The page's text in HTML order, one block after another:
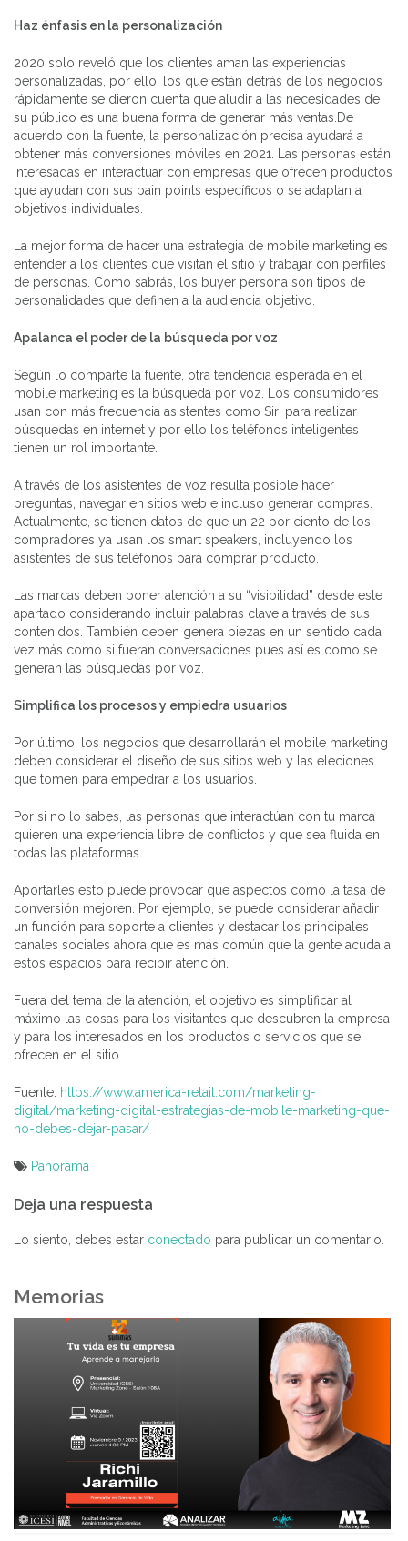
Haz énfasis en la personalización
2020 solo reveló que los clientes aman las experiencias
personalizadas, por ello, los que están detrás de los negocios
rápidamente se dieron cuenta que aludir a las necesidades de
su público es una buena forma de generar más ventas.De
acuerdo con la fuente, la personalización precisa ayudará a
obtener más conversiones móviles en 2021. Las personas están
interesadas en interactuar con empresas que ofrecen productos
que ayudan con sus pain points específicos o se adaptan a
objetivos individuales.
La mejor forma de hacer una estrategia de mobile marketing es
entender a los clientes que visitan el sitio y trabajar con perfiles
de personas. Como sabrás, los buyer persona son tipos de
personalidades que definen a la audiencia objetivo.
Apalanca el poder de la búsqueda por voz
Según lo comparte la fuente, otra tendencia esperada en el
mobile marketing es la búsqueda por voz. Los consumidores
usan con más frecuencia asistentes como Siri para realizar
búsquedas en internet y por ello los teléfonos inteligentes
tienen un rol importante.
A través de los asistentes de voz resulta posible hacer
preguntas, navegar en sitios web e incluso generar compras.
Actualmente, se tienen datos de que un 22 por ciento de los
compradores ya usan los smart speakers, incluyendo los
asistentes de sus teléfonos para comprar producto.
Las marcas deben poner atención a su “visibilidad” desde este
apartado considerando incluir palabras clave a través de sus
contenidos. También deben genera piezas en un sentido cada
vez más como si fueran conversaciones pues así es como se
generan las búsquedas por voz.
Simplifica los procesos y empiedra usuarios
Por último, los negocios que desarrollarán el mobile marketing
deben considerar el diseño de sus sitios web y las eleciones
que tomen para empedrar a los usuarios.
Por si no lo sabes, las personas que interactúan con tu marca
quieren una experiencia libre de conflictos y que sea fluida en
todas las plataformas.
Aportarles esto puede provocar que aspectos como la tasa de
conversión mejoren. Por ejemplo, se puede considerar añadir
un función para soporte a clientes y destacar los principales
canales sociales ahora que es más común que la gente acuda a
estos espacios para recibir atención.
Fuera del tema de la atención, el objetivo es simplificar al
máximo las cosas para los visitantes que descubren la empresa
y para los interesados en los productos o servicios que se
ofrecen en el sitio.
Fuente: https://www.america-retail.com/marketing-
digital/marketing-digital-estrategias-de-mobile-marketing-que-
no-debes-dejar-pasar/
Panorama
de
entradas
Deja una respuesta
Lo siento, debes estar conectado para publicar un comentario.
Memorias